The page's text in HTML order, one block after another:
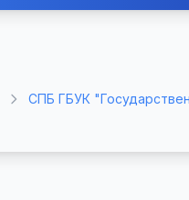
СПБ ГБУК